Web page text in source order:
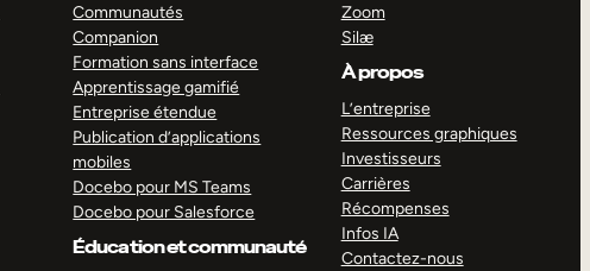
Communautés
Companion
Formation sans interface
Apprentissage gamifié
Entreprise étendue
Publication d’applications
mobiles
Docebo pour MS Teams
Docebo pour Salesforce
Éducation et communauté
Zoom
Silæ
À propos
L’entreprise
Ressources graphiques
Investisseurs
Carrières
Récompenses
Infos IA
Contactez-nous